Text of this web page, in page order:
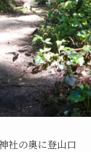
社の奥に登山口